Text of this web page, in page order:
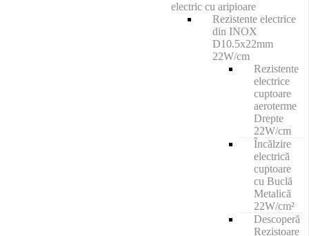
electric cu aripioare
Rezistente electrice
din INOX
D10.5x22mm
22W/cm
Rezistente
electrice
cuptoare
aeroterme
Drepte
22W/cm
Încălzire
electrică
cuptoare
cu Buclă
Metalică
22W/cm²
Descoperă
Rezistoare